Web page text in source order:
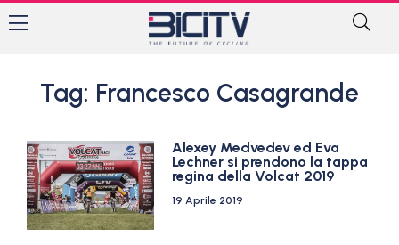
Tag: Francesco Casagrande
Alexey Medvedev ed Eva
Lechner si prendono la tappa
regina della Volcat 2019
19 Aprile 2019